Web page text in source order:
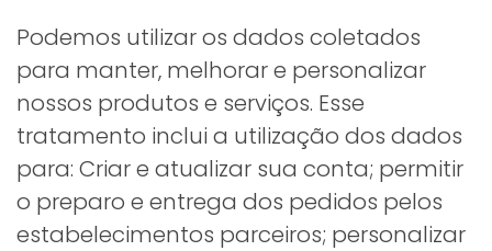
Podemos utilizar os dados coletados
para manter, melhorar e personalizar
nossos produtos e serviços. Esse
tratamento inclui a utilização dos dados
para: Criar e atualizar sua conta; permitir
o preparo e entrega dos pedidos pelos
estabelecimentos parceiros; personalizar